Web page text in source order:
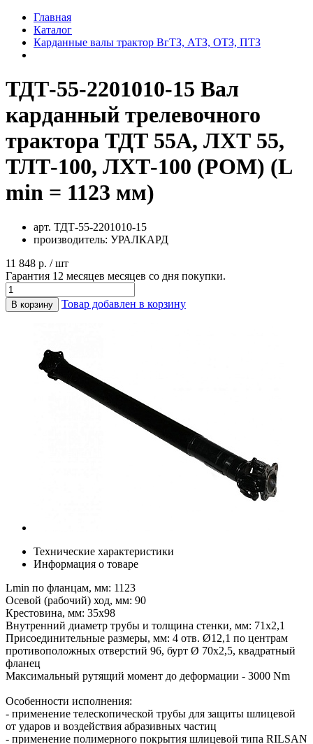
Главная
Каталог
Карданные валы трактор ВгТЗ, АТЗ, ОТЗ, ПТЗ
ТДТ-55-2201010-15 Вал
карданный трелевочного
трактора ТДТ 55А, ЛХТ 55,
ТЛТ-100, ЛХТ-100 (РОМ) (L
min = 1123 мм)
арт. ТДТ-55-2201010-15
производитель: УРАЛКАРД
11 848 р. / шт
Гарантия 12 месяцев месяцев со дня покупки.
В корзину Товар добавлен в корзину
Технические характеристики
Информация о товаре
Lmin по фланцам, мм: 1123
Осевой (рабочий) ход, мм: 90
Крестовина, мм: 35х98
Внутренний диаметр трубы и толщина стенки, мм: 71х2,1
Присоединительные размеры, мм: 4 отв. Ø12,1 по центрам
противоположных отверстий 96, бурт Ø 70х2,5, квадратный
фланец
Максимальный рутящий момент до деформации - 3000 Nm
Особенности исполнения:
- применение телескопической трубы для защиты шлицевой
от ударов и воздействия абразивных частиц
- применение полимерного покрытия шлицевой типа RILSAN